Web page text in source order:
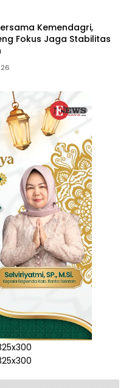
Kemendagri,
Fokus Jaga Stabilitas